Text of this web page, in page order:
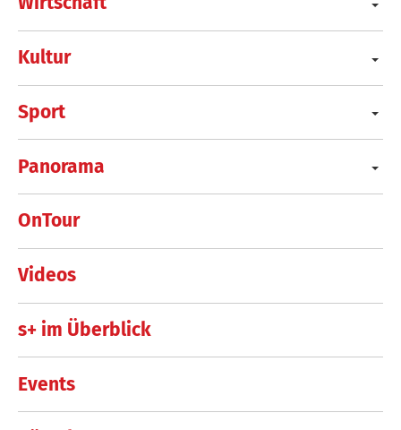
Kultur
Sport
Panorama
OnTour
Videos
s+ im Überblick
Events